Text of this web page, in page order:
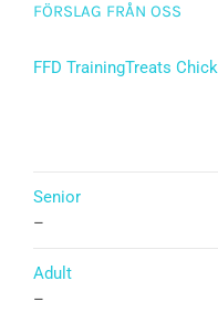
FÖRSLAG FRÅN OSS
FFD TrainingTreats
Senior
–
Adult
–